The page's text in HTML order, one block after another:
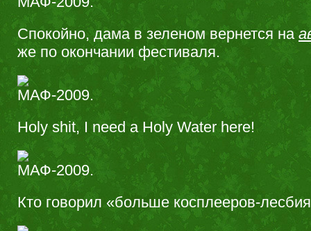
Спокойно, дама в зеленом вернется на
же по окончании фестиваля.
Holy shit, I need a Holy Water here!
Кто говорил «больше косплееров-